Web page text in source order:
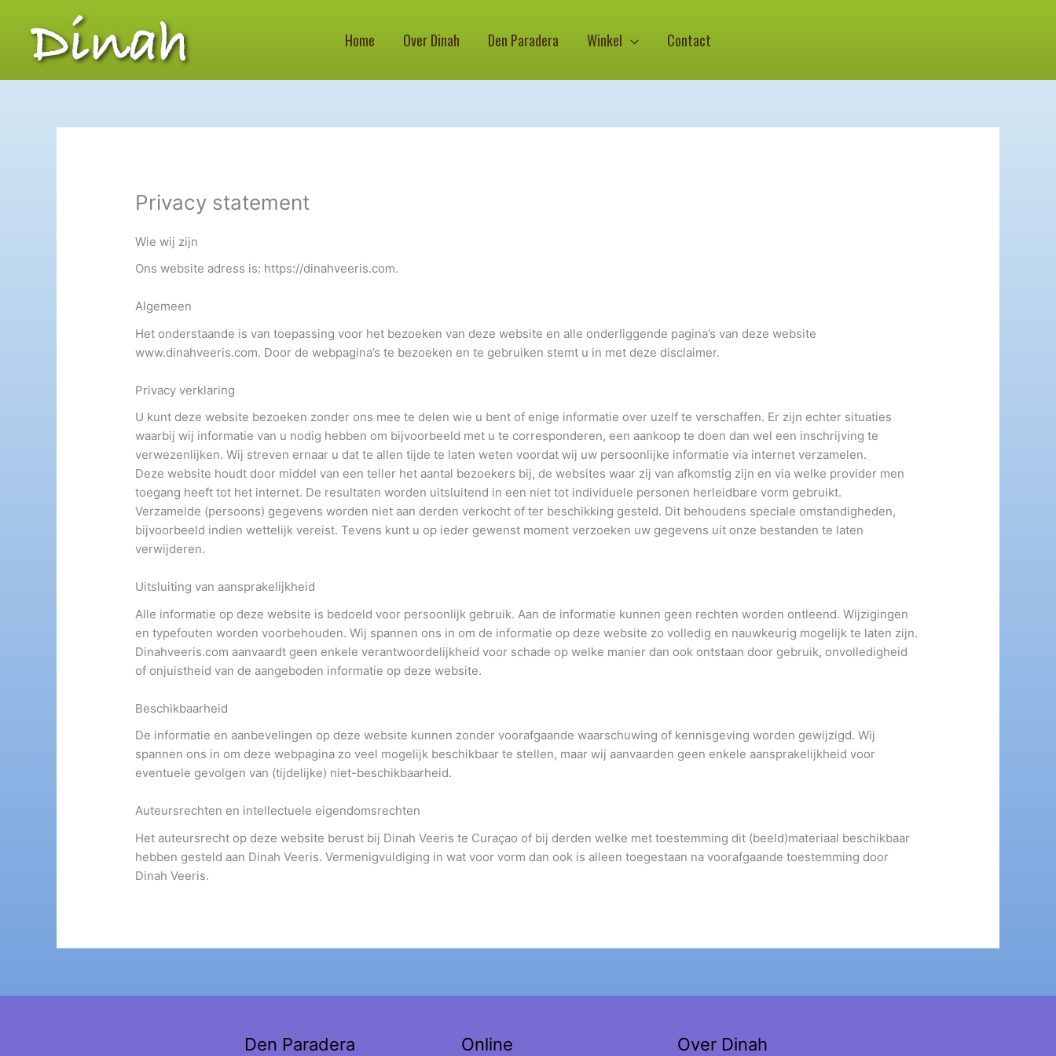
content
Home Over Dinah Den Paradera Winkel Contact
Privacy statement
Wie wij zijn
Ons website adress is: https://dinahveeris.com.
Algemeen
Het onderstaande is van toepassing voor het bezoeken van deze website en alle onderliggende pagina’s van deze website
www.dinahveeris.com. Door de webpagina’s te bezoeken en te gebruiken stemt u in met deze disclaimer.
Privacy verklaring
U kunt deze website bezoeken zonder ons mee te delen wie u bent of enige informatie over uzelf te verschaffen. Er zijn echter situaties
waarbij wij informatie van u nodig hebben om bijvoorbeeld met u te corresponderen, een aankoop te doen dan wel een inschrijving te
verwezenlijken. Wij streven ernaar u dat te allen tijde te laten weten voordat wij uw persoonlijke informatie via internet verzamelen.
Deze website houdt door middel van een teller het aantal bezoekers bij, de websites waar zij van afkomstig zijn en via welke provider men
toegang heeft tot het internet. De resultaten worden uitsluitend in een niet tot individuele personen herleidbare vorm gebruikt.
Verzamelde (persoons) gegevens worden niet aan derden verkocht of ter beschikking gesteld. Dit behoudens speciale omstandigheden,
bijvoorbeeld indien wettelijk vereist. Tevens kunt u op ieder gewenst moment verzoeken uw gegevens uit onze bestanden te laten
verwijderen.
Uitsluiting van aansprakelijkheid
Alle informatie op deze website is bedoeld voor persoonlijk gebruik. Aan de informatie kunnen geen rechten worden ontleend. Wijzigingen
en typefouten worden voorbehouden. Wij spannen ons in om de informatie op deze website zo volledig en nauwkeurig mogelijk te laten zijn.
Dinahveeris.com aanvaardt geen enkele verantwoordelijkheid voor schade op welke manier dan ook ontstaan door gebruik, onvolledigheid
of onjuistheid van de aangeboden informatie op deze website.
Beschikbaarheid
De informatie en aanbevelingen op deze website kunnen zonder voorafgaande waarschuwing of kennisgeving worden gewijzigd. Wij
spannen ons in om deze webpagina zo veel mogelijk beschikbaar te stellen, maar wij aanvaarden geen enkele aansprakelijkheid voor
eventuele gevolgen van (tijdelijke) niet-beschikbaarheid.
Auteursrechten en intellectuele eigendomsrechten
Het auteursrecht op deze website berust bij Dinah Veeris te Curaçao of bij derden welke met toestemming dit (beeld)materiaal beschikbaar
hebben gesteld aan Dinah Veeris. Vermenigvuldiging in wat voor vorm dan ook is alleen toegestaan na voorafgaande toestemming door
Dinah Veeris.
Den Paradera Online Over Dinah